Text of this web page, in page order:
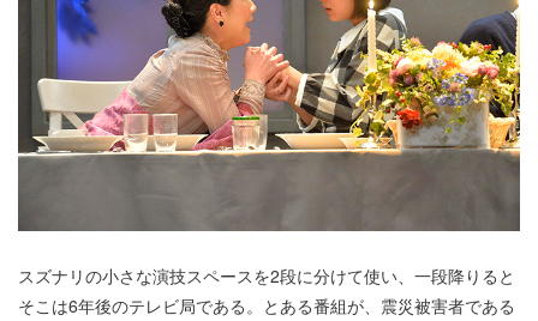
スズナリの小さな演技スペースを2段に分けて使い、一段降りると
そこは6年後のテレビ局である。とある番組が、震災被害者である